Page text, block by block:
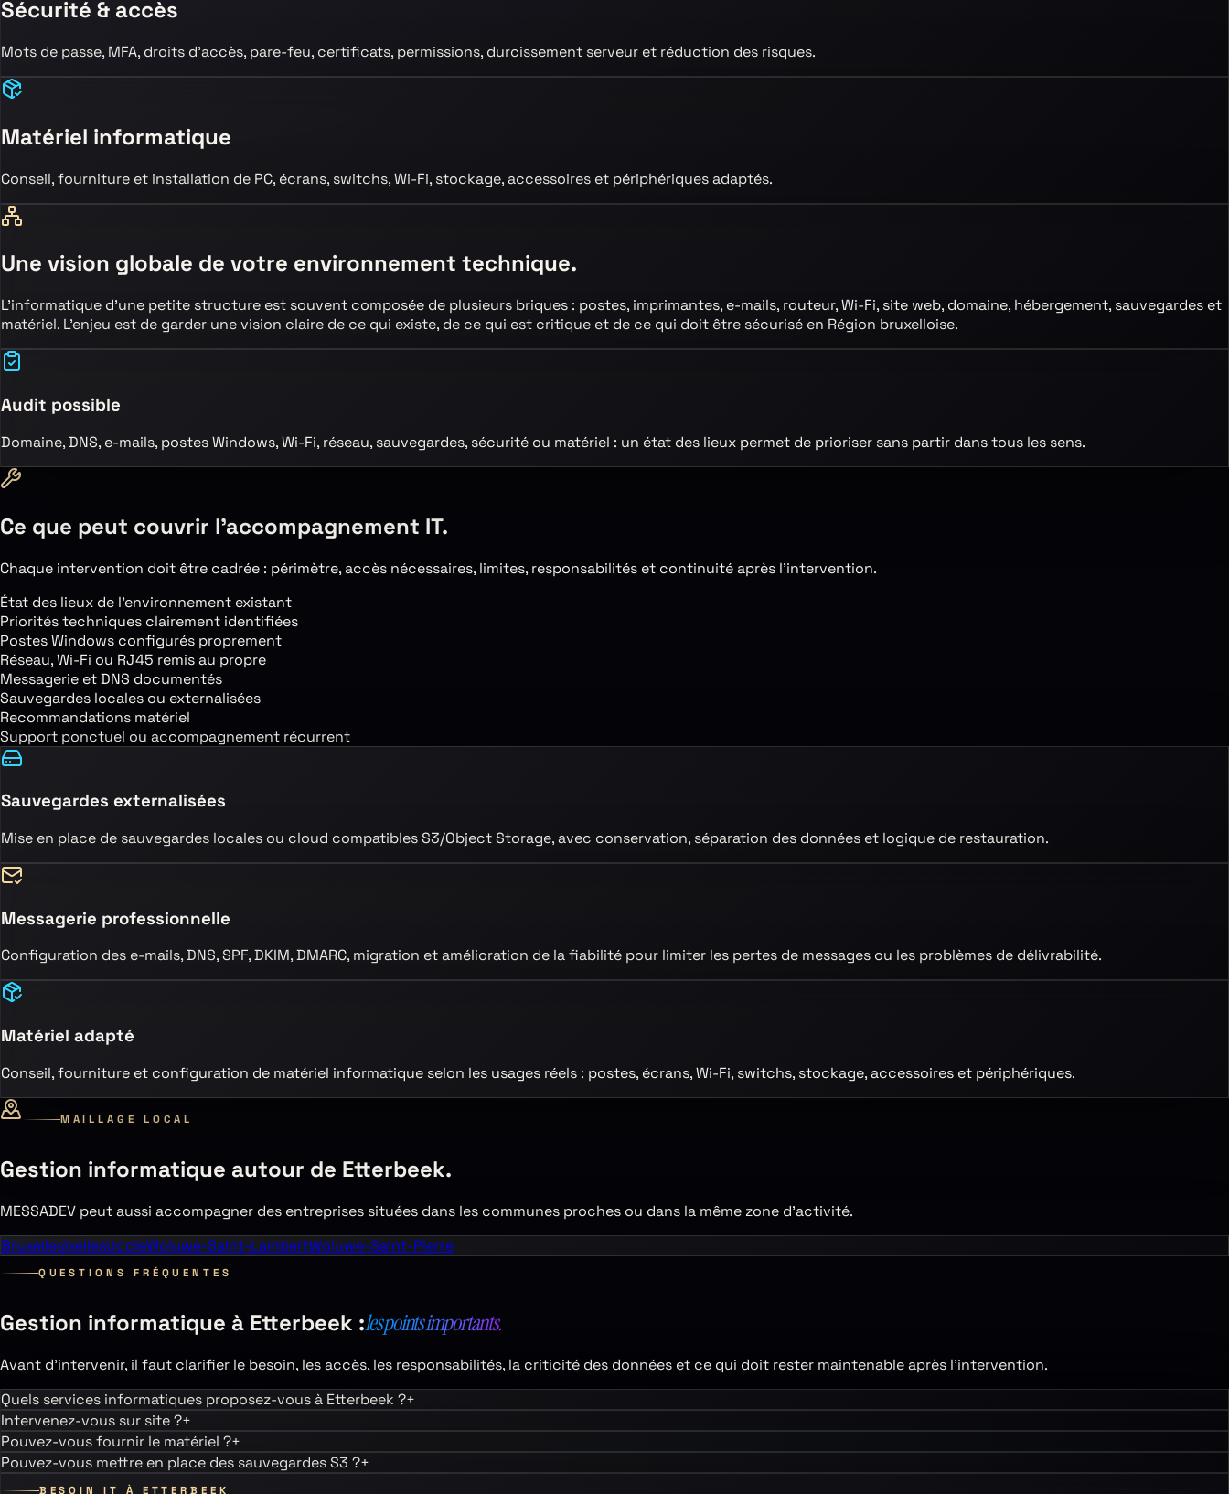
Sécurité & accès
Mots de passe, MFA, droits d’accès, pare-feu, certificats, permissions, durcissement serveur et réduction des risques.
Matériel informatique
Conseil, fourniture et installation de PC, écrans, switchs, Wi-Fi, stockage, accessoires et périphériques adaptés.
Une vision globale de votre environnement technique.
L’informatique d’une petite structure est souvent composée de plusieurs briques : postes, imprimantes, e-mails, routeur, Wi-Fi, site web, domaine, hébergement, sauvegardes et
matériel. L’enjeu est de garder une vision claire de ce qui existe, de ce qui est critique et de ce qui doit être sécurisé en Région bruxelloise.
Audit possible
Domaine, DNS, e-mails, postes Windows, Wi-Fi, réseau, sauvegardes, sécurité ou matériel : un état des lieux permet de prioriser sans partir dans tous les sens.
Ce que peut couvrir l’accompagnement IT.
Chaque intervention doit être cadrée : périmètre, accès nécessaires, limites, responsabilités et continuité après l’intervention.
État des lieux de l’environnement existant
Priorités techniques clairement identifiées
Postes Windows configurés proprement
Réseau, Wi-Fi ou RJ45 remis au propre
Messagerie et DNS documentés
Sauvegardes locales ou externalisées
Recommandations matériel
Support ponctuel ou accompagnement récurrent
Sauvegardes externalisées
Mise en place de sauvegardes locales ou cloud compatibles S3/Object Storage, avec conservation, séparation des données et logique de restauration.
Messagerie professionnelle
Configuration des e-mails, DNS, SPF, DKIM, DMARC, migration et amélioration de la fiabilité pour limiter les pertes de messages ou les problèmes de délivrabilité.
Matériel adapté
Conseil, fourniture et configuration de matériel informatique selon les usages réels : postes, écrans, Wi-Fi, switchs, stockage, accessoires et périphériques.
MAILLAGE LOCAL
Gestion informatique autour de Etterbeek.
MESSADEV peut aussi accompagner des entreprises situées dans les communes proches ou dans la même zone d’activité.
BruxellesIxellesUccleWoluwe-Saint-LambertWoluwe-Saint-Pierre
QUESTIONS FRÉQUENTES
Gestion informatique à Etterbeek :les points importants.
Avant d’intervenir, il faut clarifier le besoin, les accès, les responsabilités, la criticité des données et ce qui doit rester maintenable après l’intervention.
Quels services informatiques proposez-vous à Etterbeek ?+
Intervenez-vous sur site ?+
Pouvez-vous fournir le matériel ?+
Pouvez-vous mettre en place des sauvegardes S3 ?+
BESOIN IT À ETTERBEEK